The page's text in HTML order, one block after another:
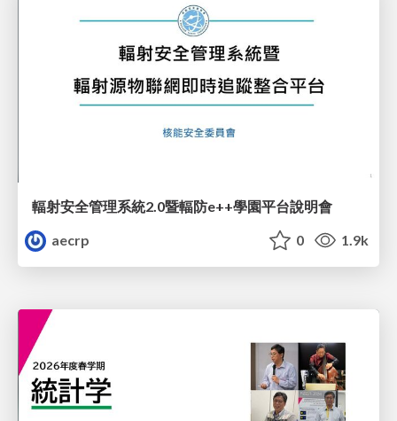
輻射安全管理系統2.0暨輻防e++學園平台說明會
aecrp
0 1.9k